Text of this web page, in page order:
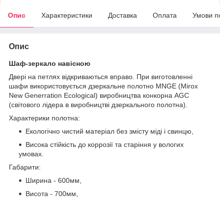
Опис Характеристики Доставка Оплата Умови
Опис
Шаф-зеркало навісною
Двері на петлях відкриваються вправо. При виготовленні
шафи використовується дзеркальне полотно MNGE (Mirox
New Generration Ecological) виробництва конкорна AGC
(світового лідера в виробництві дзеркального полотна).
Характерики полотна:
Екологічно чистий матеріал без змісту міді і свинцю,
Висока стійкість до коррозії та старіння у вологих
умовах.
Габарити:
Ширина - 600мм,
Висота - 700мм,